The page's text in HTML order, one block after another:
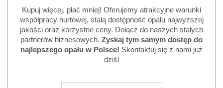
Kupuj więcej, płać mniej! Oferujemy atrakcyjne warunki
współpracy hurtowej, stałą dostępność opału najwyższej
jakości oraz korzystne ceny. Dołącz do naszych stałych
partnerów biznesowych. Zyskaj tym samym dostęp do
najlepszego opału w Polsce! Skontaktuj się z nami już
dziś!